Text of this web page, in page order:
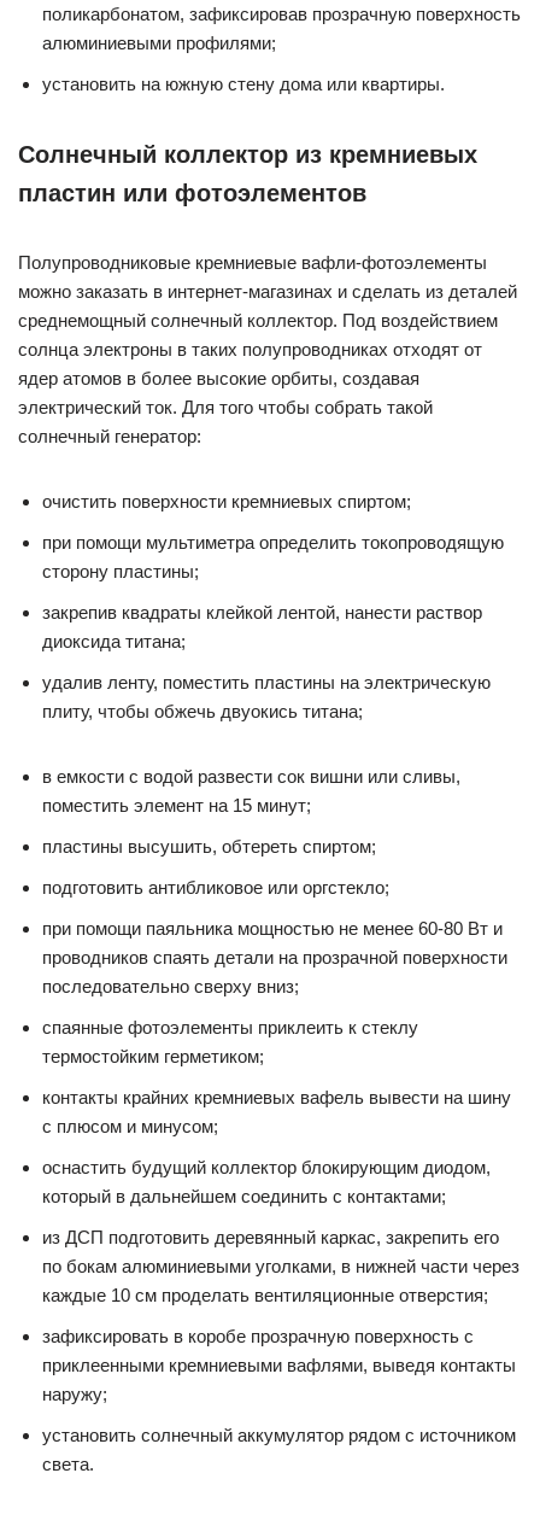
поликарбонатом, зафиксировав прозрачную поверхность
алюминиевыми профилями;
установить на южную стену дома или квартиры.
Солнечный коллектор из кремниевых
пластин или фотоэлементов
Полупроводниковые кремниевые вафли-фотоэлементы
можно заказать в интернет-магазинах и сделать из деталей
среднемощный солнечный коллектор. Под воздействием
солнца электроны в таких полупроводниках отходят от
ядер атомов в более высокие орбиты, создавая
электрический ток. Для того чтобы собрать такой
солнечный генератор:
очистить поверхности кремниевых спиртом;
при помощи мультиметра определить токопроводящую
сторону пластины;
закрепив квадраты клейкой лентой, нанести раствор
диоксида титана;
удалив ленту, поместить пластины на электрическую
плиту, чтобы обжечь двуокись титана;
в емкости с водой развести сок вишни или сливы,
поместить элемент на 15 минут;
пластины высушить, обтереть спиртом;
подготовить антибликовое или оргстекло;
при помощи паяльника мощностью не менее 60-80 Вт и
проводников спаять детали на прозрачной поверхности
последовательно сверху вниз;
спаянные фотоэлементы приклеить к стеклу
термостойким герметиком;
контакты крайних кремниевых вафель вывести на шину
с плюсом и минусом;
оснастить будущий коллектор блокирующим диодом,
который в дальнейшем соединить с контактами;
из ДСП подготовить деревянный каркас, закрепить его
по бокам алюминиевыми уголками, в нижней части через
каждые 10 см проделать вентиляционные отверстия;
зафиксировать в коробе прозрачную поверхность с
приклеенными кремниевыми вафлями, выведя контакты
наружу;
установить солнечный аккумулятор рядом с источником
света.